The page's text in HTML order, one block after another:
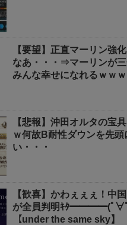
【要望】正直マーリン強
なあ・・・⇒マーリンが
みんな幸せになれるｗｗｗ
【悲報】沖田オルタの宝
ｗ何故B耐性ダウンを先
い・・・
【歓喜】かわぇぇぇ！中
が全員判明ｷﾀ━━━━(
【under the same sky】